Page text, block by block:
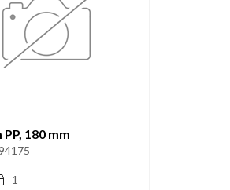
PP, 180 mm
1